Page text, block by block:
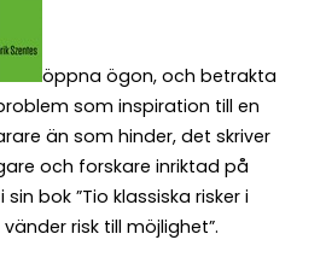
öppna ögon, och betrakta
som inspiration till en
än som hinder, det skriver
och forskare inriktad på
bok ”Tio klassiska risker i
risk till möjlighet”.